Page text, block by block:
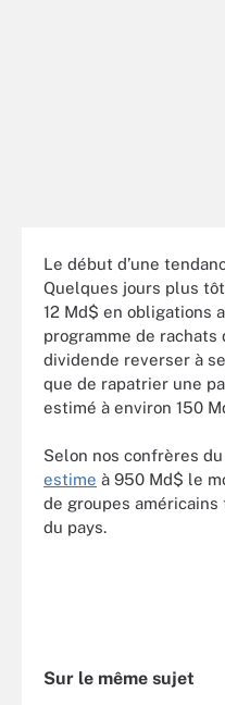
Le début d’une
Quelques jours plus
12 Md$ en obligations
programme de rachats
dividende reverser à
que de rapatrier une
estimé à environ 150
Selon nos confrères du
estime à 950 Md$ le
de groupes
du pays.
Sur le même sujet